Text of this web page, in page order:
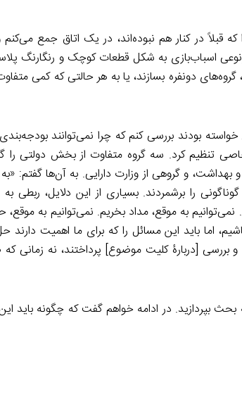
قبلاً در کنار هم نبوده‌اند، در یک اتاق جمع
[نوعی اسباب‌بازی به شکل قطعات کوچک و رنگارنگ
دونفره بسازند، یا به هر حالتی که کمی
بودند بررسی کنم که چرا نمی‌توانند
تنظیم کرد. سه گروه متفاوت از بخش دولتی را
و گروهی از وزارت دارایی. به آن‌ها گفتم:
را برشمردند. بسیاری از این دلایل، ربطی
به موقع، مداد بخریم. نمی‌توانیم به موقع،
اما باید این مسائل را که برای ما اهمیت
[دربارۀ کلیت موضوع] پرداختند، نه زمانی که
بپردازید. در ادامه خواهم گفت که چگونه باید